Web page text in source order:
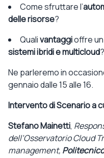
Come sfruttarel’
delle risorse?
Qualivantaggioffre un
sistemi ibridi e multicloud?
Ne parleremo in
gennaio dalle 15 alle 16.
Intervento di Scenario a
Stefano Mainetti,
dell’Osservatorio Cloud
management,